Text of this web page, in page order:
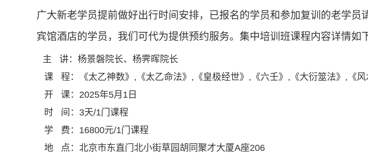
广大新老学员提前做好出行时间安排，已报名的学员和参加复训的老学员
宾馆酒店的学员，我们可代为提供预约服务。集中培训班课程内容详情如
主 讲：杨景磐院长、杨霁晖院长
课 程：《太乙神数》,《太乙命法》,《皇极经世》,《六壬》,《大衍筮法》,《风
开 课：2025年5月1日
时 间：3天/1门课程
学 费：16800元/1门课程
地 点：北京市东直门北小街草园胡同聚才大厦A座206